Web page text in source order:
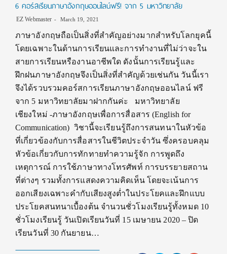
6 คอร์สเรียนภาษาอังกฤษออนไลน์ฟรี! จาก 5 มหาวิทยาลัย
EZ Webmaster March 19, 2021
ภาษาอังกฤษถือเป็นสิ่งที่สำคัญอย่างมากสำหรับโลกยุคนี้
โดยเฉพาะในด้านการเรียนและการทำงานที่ไม่ว่าจะใน
สายการเรียนหรืองานอาชีพใด ดังนั้นการเรียนรู้และ
ฝึกฝนภาษาอังกฤษจึงเป็นสิ่งที่สำคัญด้วยเช่นกัน วันนี้เรา
จึงได้รวบรวมคอร์สการเรียนภาษาอังกฤษออนไลน์ ฟรี
จาก 5 มหาวิทยาลัยมาฝากกันค่ะ มหาวิทยาลัย
เชียงใหม่ -ภาษาอังกฤษเพื่อการสื่อสาร (English for
Communication) วิชานี้จะเรียนรู้ถึงการสนทนาในหัวข้อ
ที่เกี่ยวข้องกับการสื่อสารในชีวิตประจำวัน ซึ่งครอบคลุม
หัวข้อเกี่ยวกับการทักทายทำความรู้จัก การพูดถึง
เหตุการณ์ การใช้ภาษาทางโทรศัพท์ การบรรยายสถาน
ที่ต่างๆ รวมทั้งการแสดงความคิดเห็น โดยจะเน้นการ
ออกเสียงเฉพาะคำกับเสียงสูงต่ำในประโยคและฝึกแบบ
ประโยคสนทนาเบื้องต้น จำนวนชั่วโมงเรียนรู้ทั้งหมด 10
ชั่วโมงเรียนรู้ วันเปิดเรียนวันที่ 15 เมษายน 2020 – ปิด
เรียนวันที่ 30 กันยายน…